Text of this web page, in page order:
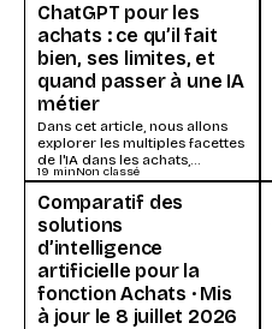
ChatGPT pour les
achats : ce qu’il fait
bien, ses limites, et
quand passer à une IA
métier
Dans cet article, nous allons
explorer les multiples facettes
de l'IA dans les achats,
dévoilant ses bénéfices, ses
applications concrètes, et son
potentiel à transformer les
processus d'achat
traditionnels. Suivez-nous
dans ce voyage au cœur de
l'innovation !
19 minNon classé
Comparatif des
solutions
d’intelligence
artificielle pour la
fonction Achats · Mis
à jour le 8 juillet 2026